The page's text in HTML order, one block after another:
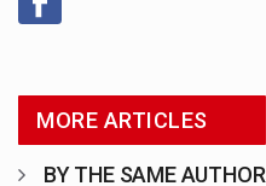
MORE ARTICLES
BY THE SAME AUTHOR